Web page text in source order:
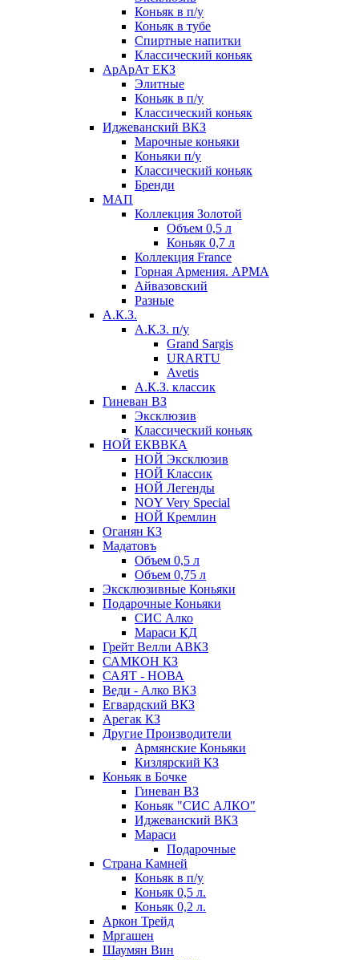
Коньяк в п/у
Коньяк в тубе
Спиртные напитки
Классический коньяк
АрАрАт ЕКЗ
Элитные
Коньяк в п/у
Классический коньяк
Иджеванский ВКЗ
Марочные коньяки
Коньяки п/у
Классический коньяк
Бренди
МАП
Коллекция Золотой
Объем 0,5 л
Коньяк 0,7 л
Коллекция France
Горная Армения. АРМА
Айвазовский
Разные
А.К.З.
А.К.З. п/у
Grand Sargis
URARTU
Avetis
А.К.З. классик
Гиневан ВЗ
Эксклюзив
Классический коньяк
НОЙ ЕКВВКА
НОЙ Эксклюзив
НОЙ Классик
НОЙ Легенды
NOY Very Speсial
НОЙ Кремлин
Оганян КЗ
Мадатовъ
Объем 0,5 л
Объем 0,75 л
Эксклюзивные Коньяки
Подарочные Коньяки
СИС Алко
Мараси КД
Грейт Велли АВКЗ
САМКОН КЗ
САЯТ - НОВА
Веди - Алко ВКЗ
Егвардский ВКЗ
Арегак КЗ
Другие Производители
Армянские Коньяки
Кизлярский КЗ
Коньяк в Бочке
Гиневан ВЗ
Коньяк "СИС АЛКО"
Иджеванский ВКЗ
Мараси
Подарочные
Страна Камней
Коньяк в п/у
Коньяк 0,5 л.
Коньяк 0,2 л.
Аркон Трейд
Мргашен
Шаумян Вин